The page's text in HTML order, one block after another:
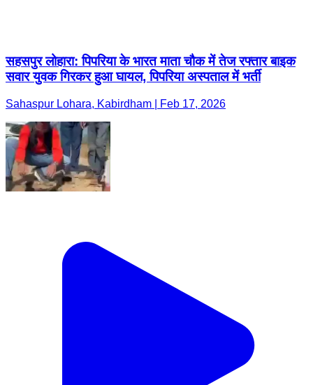
सहसपुर लोहारा: पिपरिया के भारत माता चौक में तेज रफ्तार बाइक
सवार युवक गिरकर हुआ घायल, पिपरिया अस्पताल में भर्ती
Sahaspur Lohara, Kabirdham | Feb 17, 2026